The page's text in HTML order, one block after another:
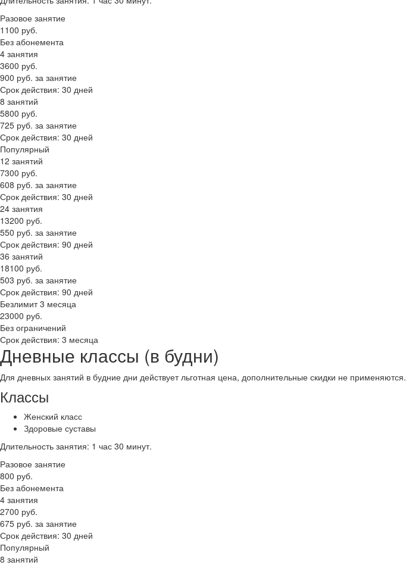
Разовое занятие
1100 руб.
Без абонемента
4 занятия
3600 руб.
900 руб. за занятие
Срок действия: 30 дней
8 занятий
5800 руб.
725 руб. за занятие
Срок действия: 30 дней
Популярный
12 занятий
7300 руб.
608 руб. за занятие
Срок действия: 30 дней
24 занятия
13200 руб.
550 руб. за занятие
Срок действия: 90 дней
36 занятий
18100 руб.
503 руб. за занятие
Срок действия: 90 дней
Безлимит 3 месяца
23000 руб.
Без ограничений
Срок действия: 3 месяца
Дневные классы (в будни)
Для дневных занятий в будние дни действует льготная цена, дополнительные скидки не применяются.
Классы
Женский класс
Здоровые суставы
Длительность занятия: 1 час 30 минут.
Разовое занятие
800 руб.
Без абонемента
4 занятия
2700 руб.
675 руб. за занятие
Срок действия: 30 дней
Популярный
8 занятий